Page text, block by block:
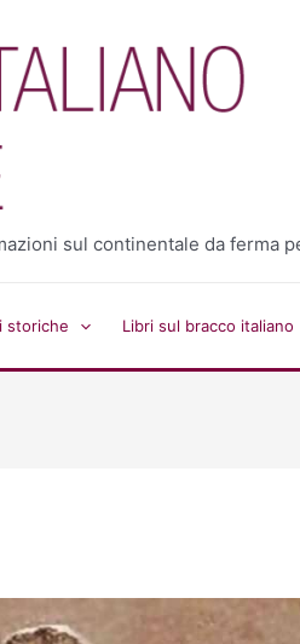
sul continentale da ferma
storiche Libri sul bracco italiano